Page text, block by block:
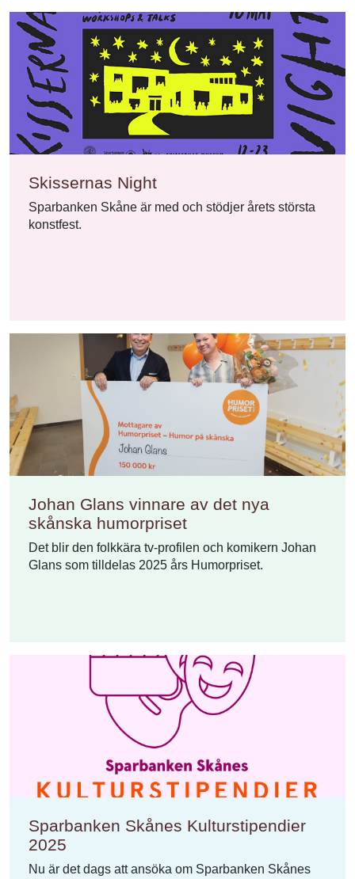
Skissernas Night
Sparbanken Skåne är med och stödjer årets största
konstfest.
Johan Glans vinnare av det nya
skånska humorpriset
Det blir den folkkära tv-profilen och komikern Johan
Glans som tilldelas 2025 års Humorpriset.
Sparbanken Skånes Kulturstipendier
2025
Nu är det dags att ansöka om Sparbanken Skånes